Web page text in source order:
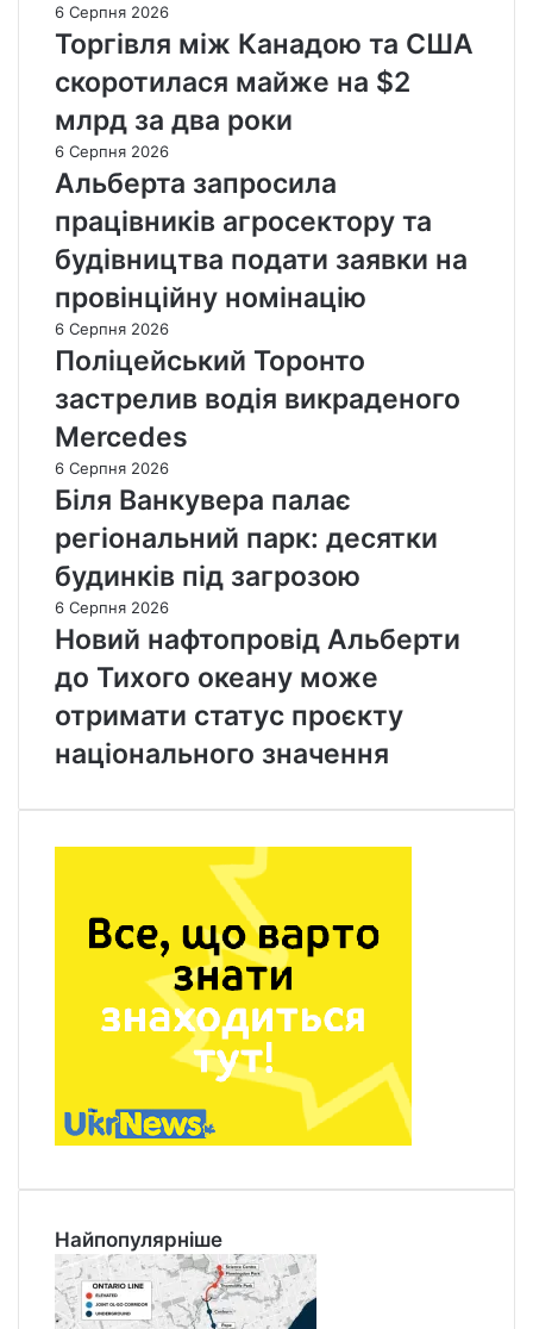
6 Серпня 2026
Торгівля між Канадою та США
скоротилася майже на $2
млрд за два роки
6 Серпня 2026
Альберта запросила
працівників агросектору та
будівництва подати заявки на
провінційну номінацію
6 Серпня 2026
Поліцейський Торонто
застрелив водія викраденого
Mercedes
6 Серпня 2026
Біля Ванкувера палає
регіональний парк: десятки
будинків під загрозою
6 Серпня 2026
Новий нафтопровід Альберти
до Тихого океану може
отримати статус проєкту
національного значення
Найпопулярніше